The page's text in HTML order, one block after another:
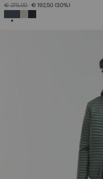
PRECIO REBAJADO DE
€ 275,00A€ 192,50 (30%)